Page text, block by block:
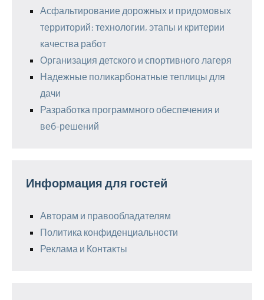
Асфальтирование дорожных и придомовых
территорий: технологии, этапы и критерии
качества работ
Организация детского и спортивного лагеря
Надежные поликарбонатные теплицы для
дачи
Разработка программного обеспечения и
веб-решений
Информация для гостей
Авторам и правообладателям
Политика конфиденциальности
Реклама и Контакты